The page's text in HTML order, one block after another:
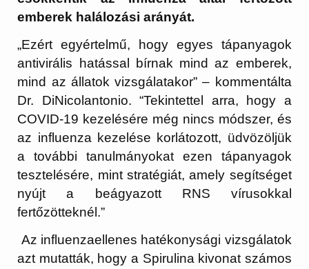
emberek halálozási arányát.
„Ezért egyértelmű, hogy egyes tápanyagok
antivirális hatással bírnak mind az emberek,
mind az állatok vizsgálatakor” – kommentálta
Dr. DiNicolantonio. “Tekintettel arra, hogy a
COVID-19 kezelésére még nincs módszer, és
az influenza kezelése korlátozott, üdvözöljük
a további tanulmányokat ezen tápanyagok
tesztelésére, mint stratégiát, amely segítséget
nyújt a beágyazott RNS vírusokkal
fertőzötteknél.”
Az influenzaellenes hatékonysági vizsgálatok
azt mutatták, hogy a Spirulina kivonat számos